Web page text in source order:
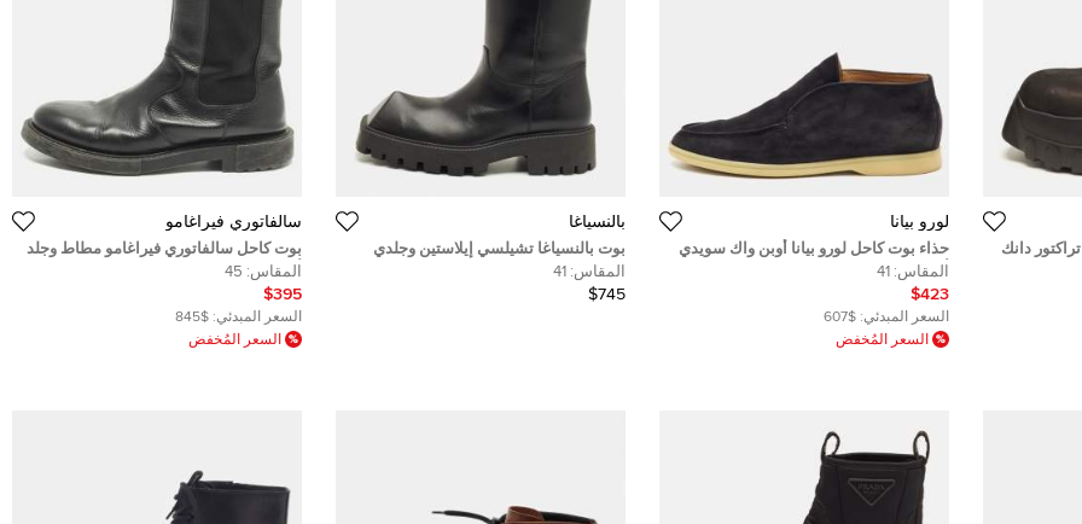
دانك
لورو بيانا
حذاء بوت كاحل لورو بيانا أوبن واك سويدي
أسود مقاس 41
المقاس: 41
$423
السعر المبدئي: $607
السعر المُخفض
ب‍‍النسياغا
بوت بالنسياغا تشيلسي إيلاستين وجلدي
بورجوندي مقاس 41.5
المقاس: 41
$745
سالفاتوري فيراغامو
بوت كاحل سالفاتوري فيراغامو مطاط وجلد
أسود مقاس 42
المقاس: 45
$395
السعر المبدئي: $845
السعر المُخفض